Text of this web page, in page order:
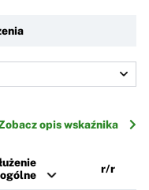
opis wskaźnika
ogólne
r/r